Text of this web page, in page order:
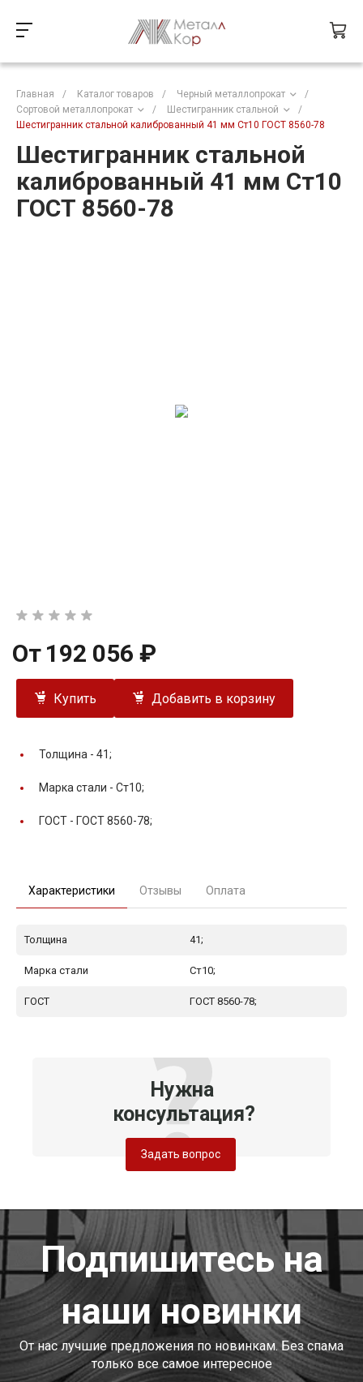
Главная / Каталог товаров / Черный металлопрокат
/
Сортовой металлопрокат
/ Шестигранник стальной
/
Шестигранник стальной калиброванный 41 мм Ст10 ГОСТ 8560-78
Шестигранник стальной
калиброванный 41 мм Ст10
ГОСТ 8560-78
От 192 056 ₽
Купить Добавить в корзину
Толщина - 41;
Марка стали - Ст10;
ГОСТ - ГОСТ 8560-78;
Характеристики Отзывы Оплата
Толщина 41;
Марка стали Ст10;
ГОСТ ГОСТ 8560-78;
Нужна
консультация?
Задать вопрос
Подпишитесь на
наши новинки
От нас лучшие предложения по новинкам. Без спама
только все самое интересное